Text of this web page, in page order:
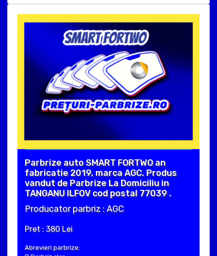
Parbrize auto SMART FORTWO an
fabricatie 2019, marca AGC. Produs
vandut de Parbrize La Domiciliu in
TANGANU ILFOV cod postal 77039 .
Producator parbriz : AGC
Pret : 380 Lei
Abrevieri parbrize: